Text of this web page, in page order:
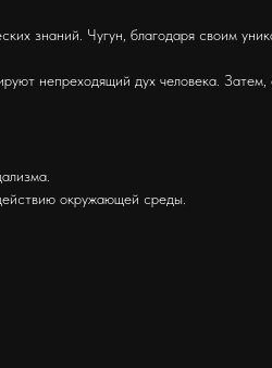
знаний. Чугун, благодаря своим
непреходящий дух человека. Затем,
окружающей среды.